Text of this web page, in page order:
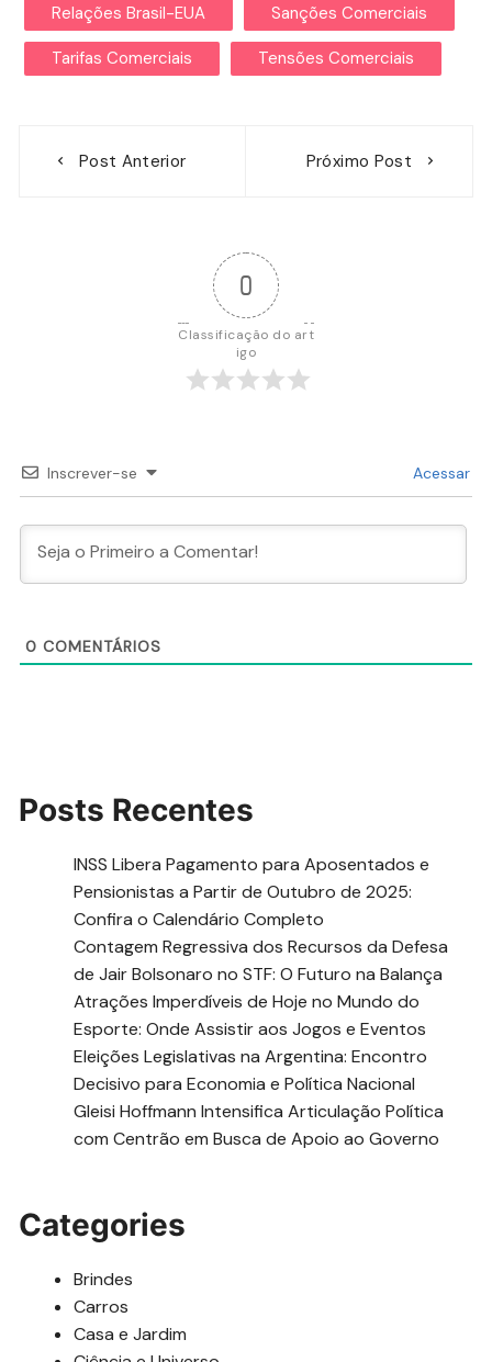
Relações Brasil-EUA Sanções Comerciais
Tarifas Comerciais Tensões Comerciais
Post Anterior Próximo Post
0
Classificação do art
igo
Inscrever-se Acessar
0 COMENTÁRIOS
Posts Recentes
INSS Libera Pagamento para Aposentados e
Pensionistas a Partir de Outubro de 2025:
Confira o Calendário Completo
Contagem Regressiva dos Recursos da Defesa
de Jair Bolsonaro no STF: O Futuro na Balança
Atrações Imperdíveis de Hoje no Mundo do
Esporte: Onde Assistir aos Jogos e Eventos
Eleições Legislativas na Argentina: Encontro
Decisivo para Economia e Política Nacional
Gleisi Hoffmann Intensifica Articulação Política
com Centrão em Busca de Apoio ao Governo
Categories
Brindes
Carros
Casa e Jardim